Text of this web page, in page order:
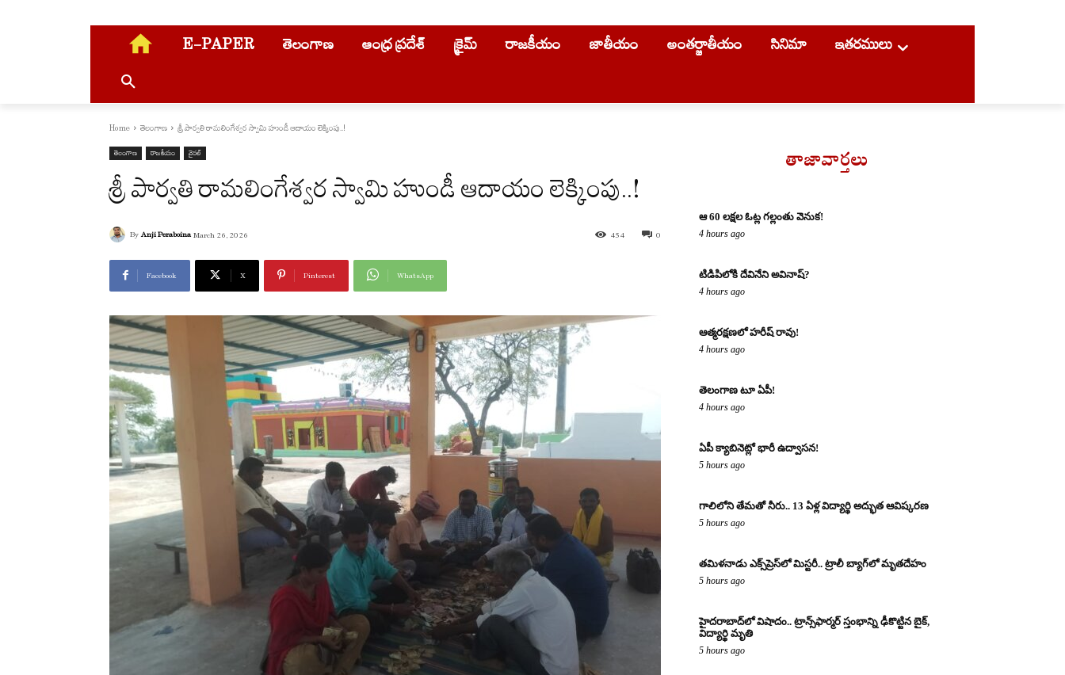
E-PAPER తెలంగాణ ఆంధ్ర ప్రదేశ్ క్రైమ్ రాజకీయం జాతీయం అంతర్జాతీయం సినిమా ఇతరములు
Home తెలంగాణ శ్రీ పార్వతి రామలింగేశ్వర స్వామి హుండీ ఆదాయం లెక్కింపు..!
తెలంగాణ రాజకీయం వైరల్
శ్రీ పార్వతి రామలింగేశ్వర స్వామి హుండీ ఆదాయం లెక్కింపు..!
By Anji Peraboina March 26, 2026 0
454
Facebook X Pinterest WhatsApp
తాజావార్తలు
ఆ 60 లక్షల ఓట్ల గల్లంతు వెనుక!
4 hours ago
టిడిపిలోకి దేవినేని అవినాష్?
4 hours ago
ఆత్మరక్షణలో హరీష్ రావు!
4 hours ago
తెలంగాణ టూ ఏపీ!
4 hours ago
ఏపీ క్యాబినెట్లో భారీ ఉద్వాసన!
5 hours ago
గాలిలోని తేమతో నీరు.. 13 ఏళ్ల విద్యార్థి అద్భుత ఆవిష్కరణ
5 hours ago
తమిళనాడు ఎక్స్‌ప్రెస్‌లో మిస్టరీ.. ట్రాలీ బ్యాగ్‌లో మృతదేహం
5 hours ago
హైదరాబాద్‌లో విషాదం.. ట్రాన్స్‌ఫార్మర్ స్తంభాన్ని ఢీకొట్టిన బైక్,
విద్యార్థి మృతి
5 hours ago